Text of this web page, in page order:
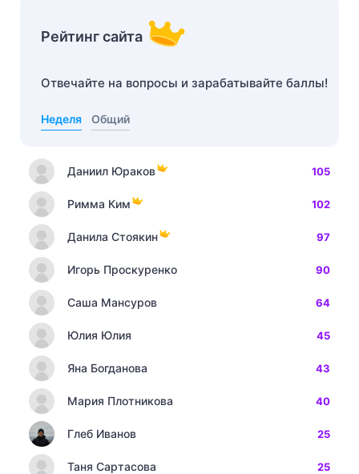
Рейтинг сайта
Отвечайте на вопросы и зарабатывайте баллы!
Неделя Общий
Даниил Юраков 105
Римма Ким 102
Данила Стоякин 97
Игорь Проскуренко 90
Саша Мансуров 64
Юлия Юлия 45
Яна Богданова 43
Мария Плотникова 40
Глеб Иванов 25
Таня Сартасова 25